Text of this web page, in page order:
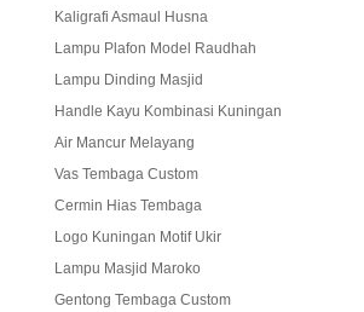
Kaligrafi Asmaul Husna
Lampu Plafon Model Raudhah
Lampu Dinding Masjid
Handle Kayu Kombinasi Kuningan
Air Mancur Melayang
Vas Tembaga Custom
Cermin Hias Tembaga
Logo Kuningan Motif Ukir
Lampu Masjid Maroko
Gentong Tembaga Custom